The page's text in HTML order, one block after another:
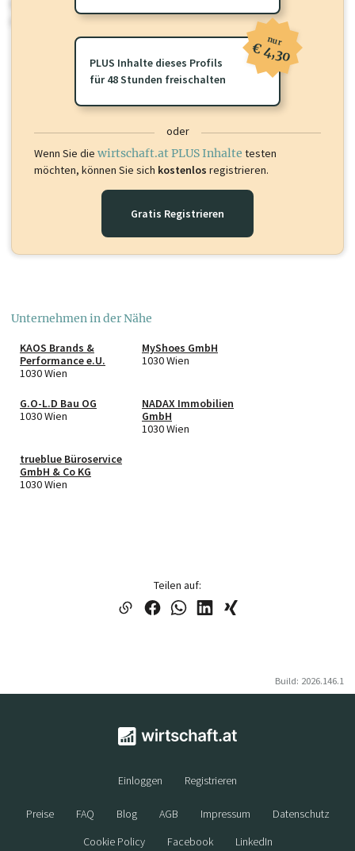
oder loggen Sie sich ein um diese Inhalte zu sehen.
PLUS Inhalte dieses Profils
für 48 Stunden freischalten
nur
€ 4,30
oder
Wenn Sie die wirtschaft.at PLUS Inhalte testen
möchten, können Sie sich kostenlos registrieren.
Gratis Registrieren
Unternehmen in der Nähe
KAOS Brands &
Performance e.U.
1030 Wien
MyShoes GmbH
1030 Wien
G.O-L.D Bau OG
1030 Wien
NADAX Immobilien
GmbH
1030 Wien
trueblue Büroservice
GmbH & Co KG
1030 Wien
Teilen auf:
Build: 2026.146.1
Einloggen Registrieren
Preise FAQ Blog AGB Impressum
Datenschutz
Cookie Policy
Facebook LinkedIn